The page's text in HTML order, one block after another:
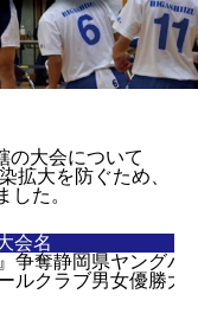
の大会について
拡大を防ぐため、
した。
会名
争奪静岡県ヤングバ
ルクラブ男女優勝大